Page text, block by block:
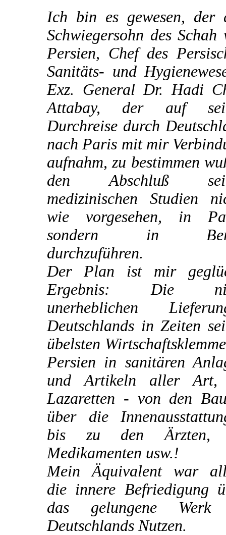
Ich bin es gewesen, der
Schwiegersohn des Schah
Persien, Chef des
Sanitäts- und
Exz. General Dr. Hadi
Attabay, der auf
Durchreise durch
nach Paris mit mir
aufnahm, zu bestimmen
den Abschluß
medizinischen Studien
wie vorgesehen, in
sondern in
durchzuführen.
Der Plan ist mir
Ergebnis: Die
unerheblichen
Deutschlands in Zeiten
übelsten
Persien in sanitären
und Artikeln aller Art,
Lazaretten - von den
über die
bis zu den Ärzten,
Medikamenten usw.!
Mein Äquivalent war
die innere Befriedigung
das gelungene Werk
Deutschlands Nutzen.